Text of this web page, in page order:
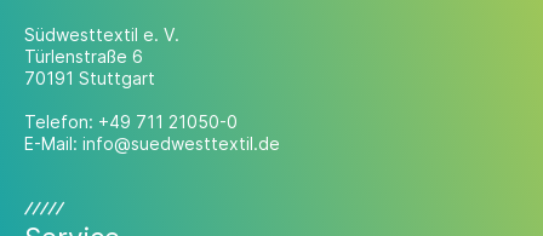
Südwesttextil e. V.
Türlenstraße 6
70191 Stuttgart
Telefon: +49 711 21050-0
E-Mail: info@suedwesttextil.de